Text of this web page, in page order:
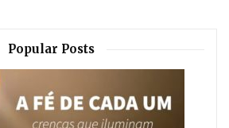
Popular Posts